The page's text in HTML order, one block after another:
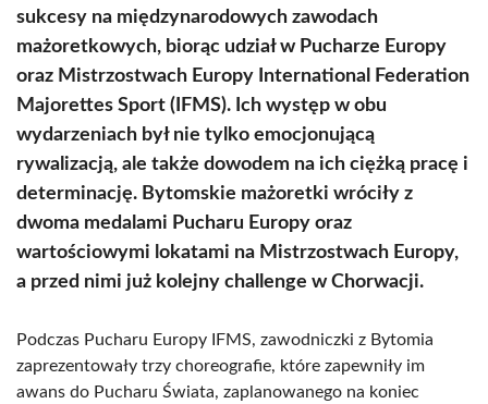
sukcesy na międzynarodowych zawodach
mażoretkowych, biorąc udział w Pucharze Europy
oraz Mistrzostwach Europy International Federation
Majorettes Sport (IFMS). Ich występ w obu
wydarzeniach był nie tylko emocjonującą
rywalizacją, ale także dowodem na ich ciężką pracę i
determinację. Bytomskie mażoretki wróciły z
dwoma medalami Pucharu Europy oraz
wartościowymi lokatami na Mistrzostwach Europy,
a przed nimi już kolejny challenge w Chorwacji.
Podczas Pucharu Europy IFMS, zawodniczki z Bytomia
zaprezentowały trzy choreografie, które zapewniły im
awans do Pucharu Świata, zaplanowanego na koniec